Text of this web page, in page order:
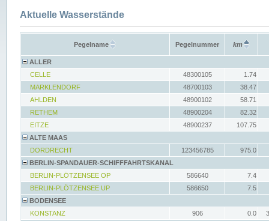
Aktuelle Wasserstände
Pegelname Pegelnummer km
ALLER
CELLE
48300105
1.74
MARKLENDORF
48700103
38.47
AHLDEN
48900102
58.71
RETHEM
48900204
82.32
EITZE
48900237
107.75
ALTE MAAS
DORDRECHT
123456785
975.0
BERLIN-SPANDAUER-SCHIFFFAHRTSKANAL
BERLIN-PLÖTZENSEE OP
586640
7.4
BERLIN-PLÖTZENSEE UP
586650
7.5
BODENSEE
KONSTANZ
906 0.0